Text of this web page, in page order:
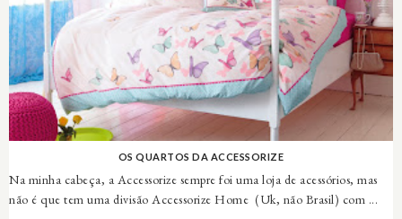
OS QUARTOS DA ACCESSORIZE
Na minha cabeça, a Accessorize sempre foi uma loja de acessórios, mas
não é que tem uma divisão Accessorize Home (Uk, não Brasil) com ...